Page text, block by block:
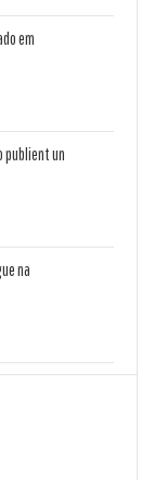
em
publient un
na